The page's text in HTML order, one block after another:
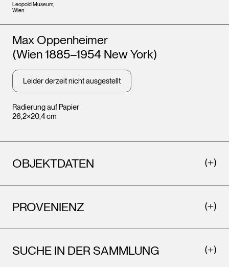
Leopold Museum,
Wien
Radierung auf Papier
26,2×20,4 cm
Künstler*innen
Max Oppenheimer
(Wien 1885–1954 New York)
Leider derzeit nicht ausgestellt
OBJEKTDATEN
PROVENIENZ
SUCHE IN DER SAMMLUNG